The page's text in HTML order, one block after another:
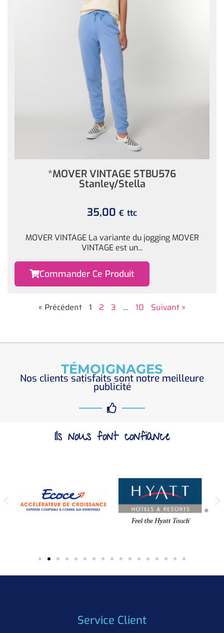
*MOVER VINTAGE STBU576
Stanley/Stella
35,00 € ttc
MOVER VINTAGE La variante du jogging MOVER
VINTAGE est un...
Commander Ce Produit
« Précédent 1 2 3 … 10 Suivant »
TÉMOIGNAGES
Nos clients satisfaits sont notre meilleure
publicité
Ils nous font confiance
Service Client